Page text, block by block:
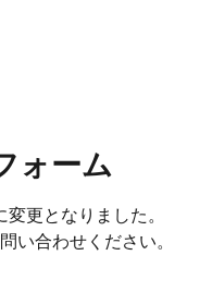
ォーム
変更となりました。
い合わせください。